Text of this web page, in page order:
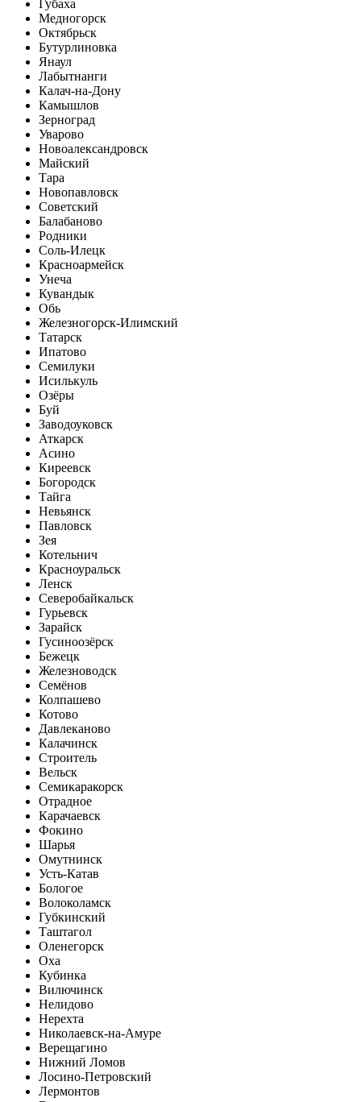
Губаха
Медногорск
Октябрьск
Бутурлиновка
Янаул
Лабытнанги
Калач-на-Дону
Камышлов
Зерноград
Уварово
Новоалександровск
Майский
Тара
Новопавловск
Советский
Балабаново
Родники
Соль-Илецк
Красноармейск
Унеча
Кувандык
Обь
Железногорск-Илимский
Татарск
Ипатово
Семилуки
Исилькуль
Озёры
Буй
Заводоуковск
Аткарск
Асино
Киреевск
Богородск
Тайга
Невьянск
Павловск
Зея
Котельнич
Красноуральск
Ленск
Северобайкальск
Гурьевск
Зарайск
Гусиноозёрск
Бежецк
Железноводск
Семёнов
Колпашево
Котово
Давлеканово
Калачинск
Строитель
Вельск
Семикаракорск
Отрадное
Карачаевск
Фокино
Шарья
Омутнинск
Усть-Катав
Бологое
Волоколамск
Губкинский
Таштагол
Оленегорск
Оха
Кубинка
Вилючинск
Нелидово
Нерехта
Николаевск-на-Амуре
Верещагино
Нижний Ломов
Лосино-Петровский
Лермонтов